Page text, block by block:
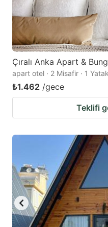
Çıralı Anka Apart &
apart otel · 2 Misafir · 1
₺1.462 /gece
Teklifi